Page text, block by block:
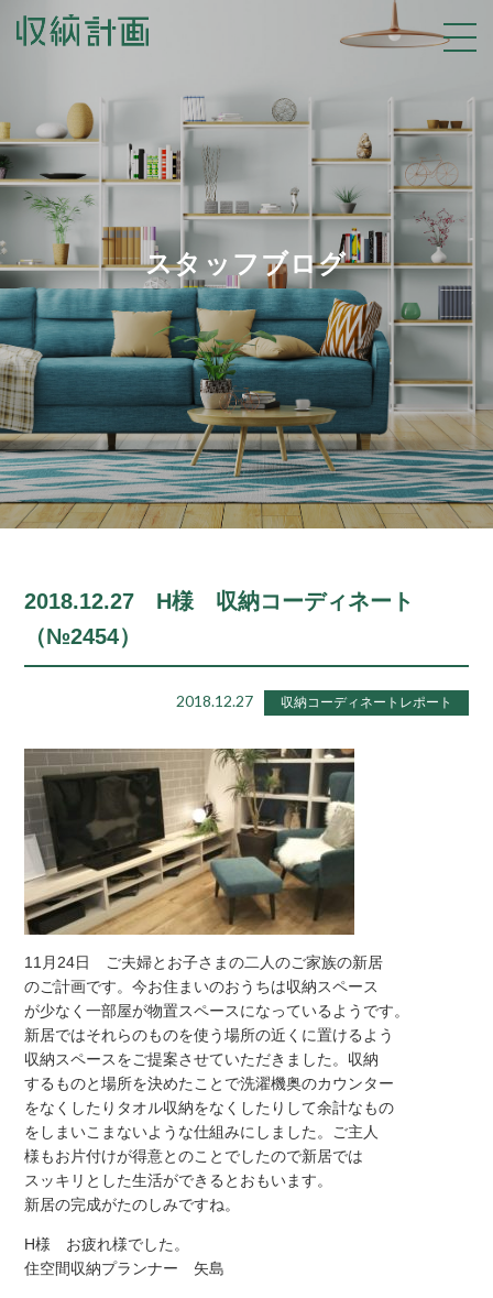
スタッフブログ
2018.12.27 H様 収納コーディネート
（№2454）
2018.12.27 収納コーディネートレポート
11月24日 ご夫婦とお子さまの二人のご家族の新居
のご計画です。今お住まいのおうちは収納スペース
が少なく一部屋が物置スペースになっているようです。
新居ではそれらのものを使う場所の近くに置けるよう
収納スペースをご提案させていただきました。収納
するものと場所を決めたことで洗濯機奥のカウンター
をなくしたりタオル収納をなくしたりして余計なもの
をしまいこまないような仕組みにしました。ご主人
様もお片付けが得意とのことでしたので新居では
スッキリとした生活ができるとおもいます。
新居の完成がたのしみですね。
H様 お疲れ様でした。
住空間収納プランナー 矢島